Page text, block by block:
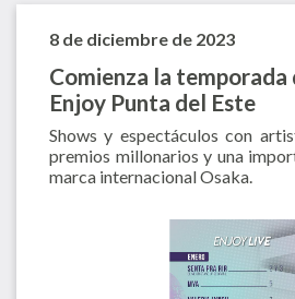
8 de diciembre de 2023
Comienza la temporada
Enjoy Punta del Este
Shows y espectáculos con
premios millonarios y una
marca internacional Osaka.